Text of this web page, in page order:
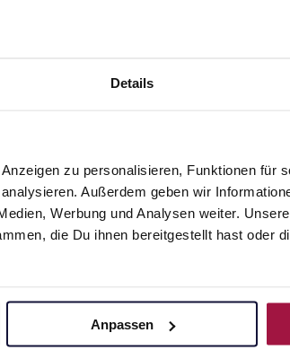
Details
zu personalisieren, Funktionen für
Außerdem geben wir
Werbung und Analysen weiter.
die Du ihnen bereitgestellt hast oder
Anpassen
gesund.de
Über uns
Newsletter
Barrierefreiheitserklärung
Unsere